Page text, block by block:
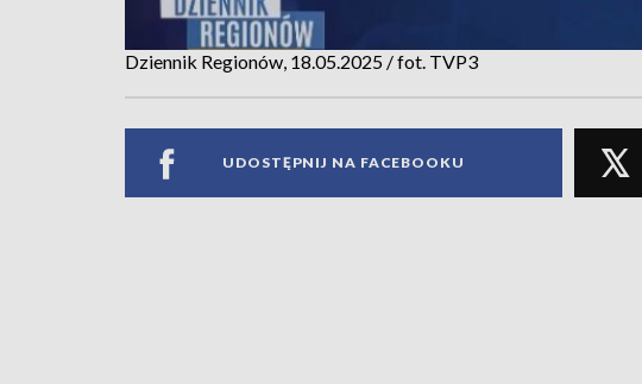
Dziennik Regionów, 18.05.2025 / fot. TVP3
UDOSTĘPNIJ NA FACEBOOKU